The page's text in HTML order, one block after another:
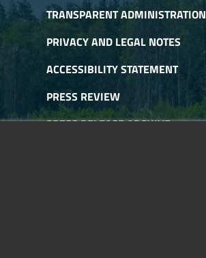
TRANSPARENT ADMINISTRATION
PRIVACY AND LEGAL NOTES
ACCESSIBILITY STATEMENT
PRESS REVIEW
PRESS RELEASE ARCHIVE